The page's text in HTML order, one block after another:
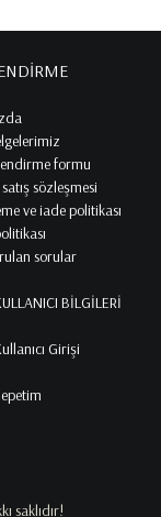
formu
sözleşmesi
ve iade politikası
sorular
BİLGİLERİ
Girişi
saklıdır!